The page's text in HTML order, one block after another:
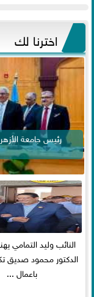
اخترنا لك
رئيس جامعة
النائب وليد التمامي
الدكتور محمود صديق
باعمال ...